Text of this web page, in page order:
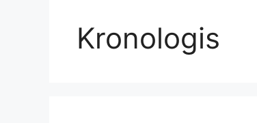
Kronologis